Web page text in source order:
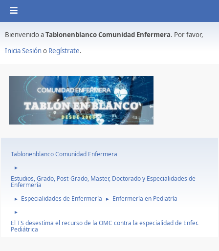
Bienvenido aTablonenblanco Comunidad Enfermera. Por favor,
Inicia Sesióno Regístrate.
Tablonenblanco Comunidad Enfermera
►
Estudios, Grado, Post-Grado, Master, Doctorado y Especialidades de
Enfermería
► Especialidades de Enfermería ► Enfermería en Pediatría
►
El TS desestima el recurso de la OMC contra la especialidad de Enfer.
Pediátrica